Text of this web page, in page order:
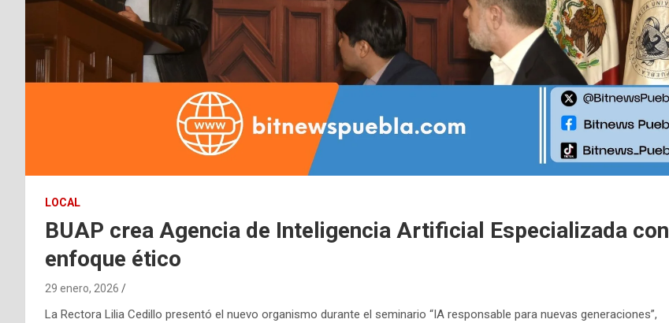
LOCAL
BUAP crea Agencia de Inteligencia Artificial Especializada con
enfoque ético
29 enero, 2026
La Rectora Lilia Cedillo presentó el nuevo organismo durante el seminario “IA responsable para nuevas generaciones”,